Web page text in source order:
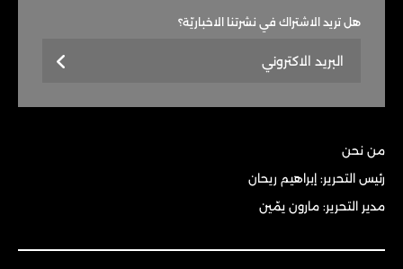
هل تريد الاشتراك في نشرتنا الاخباريّة؟
من نحن
رئيس التحرير: إبراهيم ريحان
مدير التحرير: مارون يمّين